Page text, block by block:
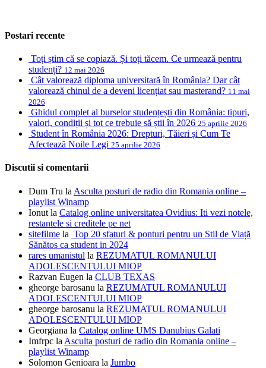
Postari recente
Toți știm că se copiază. Și toți tăcem. Ce urmează pentru
studenți? 12 mai 2026
Cât valorează diploma universitară în România? Dar cât
valorează chinul de a deveni licențiat sau masterand? 11 mai
2026
Ghidul complet al burselor studențești din România: tipuri,
valori, condiții și tot ce trebuie să știi în 2026 25 aprilie 2026
Student în România 2026: Drepturi, Tăieri și Cum Te
Afectează Noile Legi 25 aprilie 2026
Discutii si comentarii
Dum Tru la Asculta posturi de radio din Romania online –
playlist Winamp
Ionut la Catalog online universitatea Ovidius: Iti vezi notele,
restantele si creditele pe net
sitefilme la Top 20 sfaturi & ponturi pentru un Stil de Viață
Sănătos ca student in 2024
rares umanistul la REZUMATUL ROMANULUI
ADOLESCENTULUI MIOP
Razvan Eugen la CLUB TEXAS
gheorge barosanu la REZUMATUL ROMANULUI
ADOLESCENTULUI MIOP
gheorge barosanu la REZUMATUL ROMANULUI
ADOLESCENTULUI MIOP
Georgiana la Catalog online UMS Danubius Galati
Imfrpc la Asculta posturi de radio din Romania online –
playlist Winamp
Solomon Genioara la Jumbo